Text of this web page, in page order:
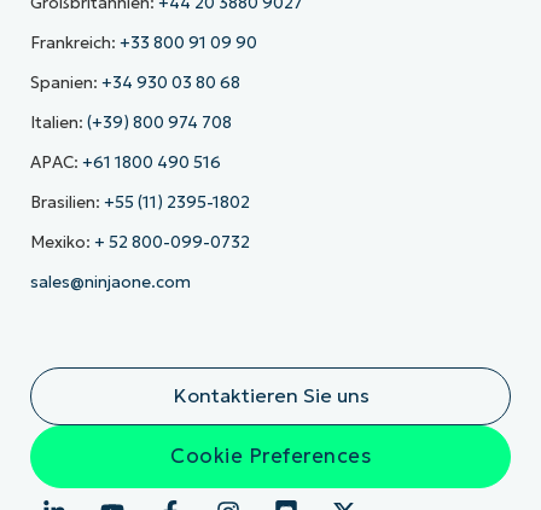
Frankreich: +33 800 91 09 90
Spanien: +34 930 03 80 68
Italien: (+39) 800 974 708
APAC: +61 1800 490 516
Brasilien: +55 (11) 2395-1802
Mexiko: + 52 800-099-0732
sales@ninjaone.com
Kontaktieren Sie uns
Cookie Preferences